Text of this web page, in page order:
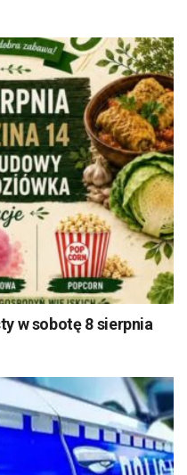
w sobotę 8 sierpnia